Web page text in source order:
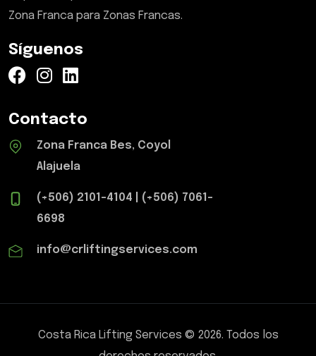
Zona Franca para Zonas Francas.
Síguenos
Contacto
Zona Franca Bes, Coyol
Alajuela
(+506) 2101-4104
(+506) 7061-
6698
info@crliftingservices.com
Costa Rica Lifting Services © 2026. Todos los